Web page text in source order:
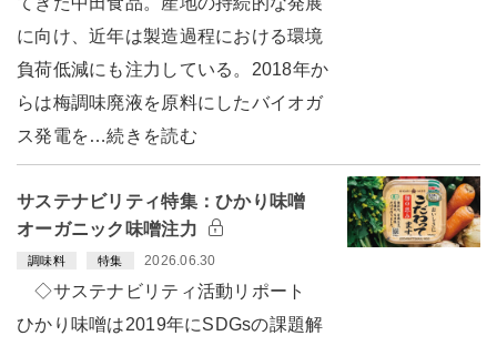
に向け、近年は製造過程における環境
負荷低減にも注力している。2018年か
らは梅調味廃液を原料にしたバイオガ
ス発電を…続きを読む
サステナビリティ特集：ひかり味噌
オーガニック味噌注力
調味料 特集 2026.06.30
◇サステナビリティ活動リポート
ひかり味噌は2019年にSDGsの課題解